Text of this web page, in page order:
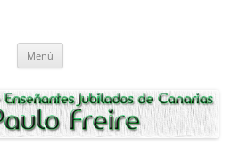
Paulo Freire
Menú